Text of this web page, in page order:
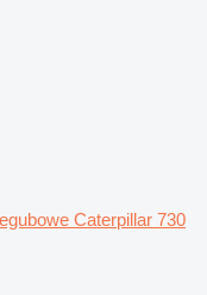
Caterpillar 730